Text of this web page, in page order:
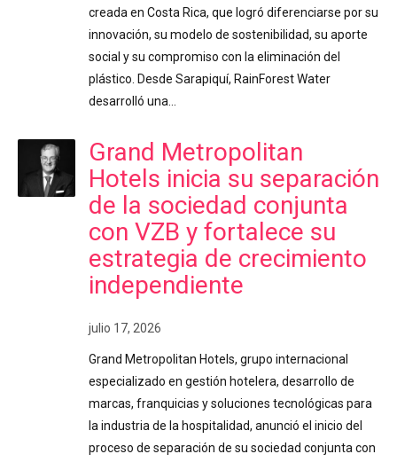
creada en Costa Rica, que logró diferenciarse por su
innovación, su modelo de sostenibilidad, su aporte
social y su compromiso con la eliminación del
plástico. Desde Sarapiquí, RainForest Water
desarrolló una…
Grand Metropolitan
Hotels inicia su separación
de la sociedad conjunta
con VZB y fortalece su
estrategia de crecimiento
independiente
julio 17, 2026
Grand Metropolitan Hotels, grupo internacional
especializado en gestión hotelera, desarrollo de
marcas, franquicias y soluciones tecnológicas para
la industria de la hospitalidad, anunció el inicio del
proceso de separación de su sociedad conjunta con